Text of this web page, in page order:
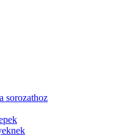
sorozathoz